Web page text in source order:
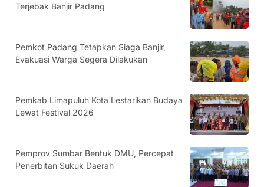
Terjebak Banjir Padang
Pemkot Padang Tetapkan Siaga Banjir,
Evakuasi Warga Segera Dilakukan
Pemkab Limapuluh Kota Lestarikan Budaya
Lewat Festival 2026
Pemprov Sumbar Bentuk DMU, Percepat
Penerbitan Sukuk Daerah